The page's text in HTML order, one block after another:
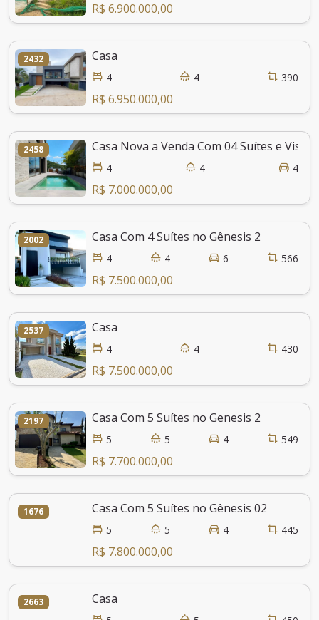
R$ 6.900.000,00
2432 Casa
4 4 390
R$ 6.950.000,00
2458 Casa Nova a Venda Com 04 Suítes e
4 4 4
R$ 7.000.000,00
2002 Casa Com 4 Suítes no Gênesis 2
4 4 6 566
R$ 7.500.000,00
2537 Casa
4 4 430
R$ 7.500.000,00
2197 Casa Com 5 Suítes no Genesis 2
5 5 4 549
R$ 7.700.000,00
1676 Casa Com 5 Suítes no Gênesis 02
5 5 4 445
R$ 7.800.000,00
2663 Casa